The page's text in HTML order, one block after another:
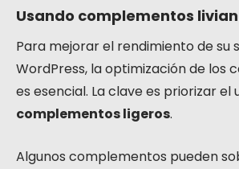
Usando complementos
Para mejorar el rendimiento de su
WordPress, la optimización de los
es esencial. La clave es priorizar el
complementos ligeros.
Algunos complementos pueden